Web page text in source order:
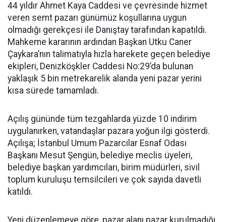
44 yıldır Ahmet Kaya Caddesi ve çevresinde hizmet
veren semt pazarı günümüz koşullarına uygun
olmadığı gerekçesi ile Danıştay tarafından kapatıldı.
Mahkeme kararının ardından Başkan Utku Caner
Çaykara’nın talimatıyla hızla harekete geçen belediye
ekipleri, Denizköşkler Caddesi No:29’da bulunan
yaklaşık 5 bin metrekarelik alanda yeni pazar yerini
kısa sürede tamamladı.
Açılış gününde tüm tezgahlarda yüzde 10 indirim
uygulanırken, vatandaşlar pazara yoğun ilgi gösterdi.
Açılışa; İstanbul Umum Pazarcılar Esnaf Odası
Başkanı Mesut Şengün, belediye meclis üyeleri,
belediye başkan yardımcıları, birim müdürleri, sivil
toplum kuruluşu temsilcileri ve çok sayıda davetli
katıldı.